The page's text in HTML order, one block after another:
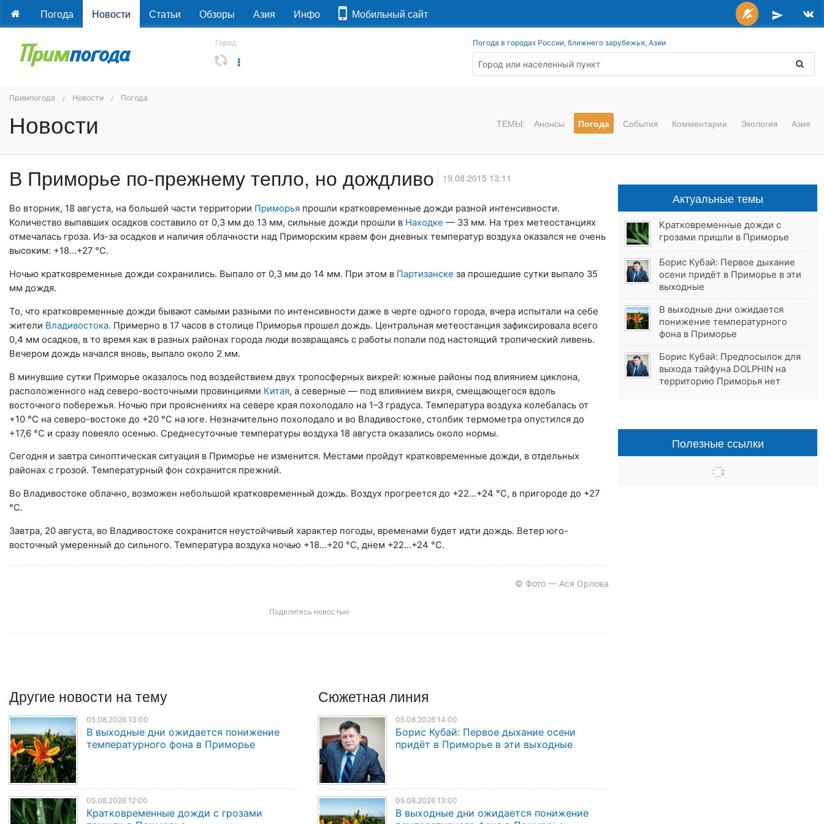
Погода Новости Статьи Обзоры Азия Инфо Мобильный сайт
Город Погода в городах России, ближнего зарубежья, Азии
Примпогода Новости Погода
Новости ТЕМЫ: Анонсы Погода События Комментарии Экология Азия
В Приморье по-прежнему тепло, но дождливо 19.08.2015 13:11
Во вторник, 18 августа, на большей части территории Приморья прошли кратковременные дожди разной интенсивности.
Количество выпавших осадков составило от 0,3 мм до 13 мм, сильные дожди прошли в Находке — 33 мм. На трех метеостанциях
отмечалась гроза. Из-за осадков и наличия облачности над Приморским краем фон дневных температур воздуха оказался не очень
высоким: +18…+27 °C.
Ночью кратковременные дожди сохранились. Выпало от 0,3 мм до 14 мм. При этом в Партизанске за прошедшие сутки выпало 35
мм дождя.
То, что кратковременные дожди бывают самыми разными по интенсивности даже в черте одного города, вчера испытали на себе
жители Владивостока. Примерно в 17 часов в столице Приморья прошел дождь. Центральная метеостанция зафиксировала всего
0,4 мм осадков, в то время как в разных районах города люди возвращаясь с работы попали под настоящий тропический ливень.
Вечером дождь начался вновь, выпало около 2 мм.
В минувшие сутки Приморье оказалось под воздействием двух тропосферных вихрей: южные районы под влиянием циклона,
расположенного над северо-восточными провинциями Китая, а северные — под влиянием вихря, смещающегося вдоль
восточного побережья. Ночью при прояснениях на севере края похолодало на 1–3 градуса. Температура воздуха колебалась от
+10 °C на северо-востоке до +20 °C на юге. Незначительно похолодало и во Владивостоке, столбик термометра опустился до
+17,6 °C и сразу повеяло осенью. Среднесуточные температуры воздуха 18 августа оказались около нормы.
Сегодня и завтра синоптическая ситуация в Приморье не изменится. Местами пройдут кратковременные дожди, в отдельных
районах с грозой. Температурный фон сохранится прежний.
Во Владивостоке облачно, возможен небольшой кратковременный дождь. Воздух прогреется до +22…+24 °C, в пригороде до +27
°C.
Завтра, 20 августа, во Владивостоке сохранится неустойчивый характер погоды, временами будет идти дождь. Ветер юго-
восточный умеренный до сильного. Температура воздуха ночью +18…+20 °C, днем +22…+24 °C.
© Фото — Ася Орлова
Поделитесь новостью
Другие новости на тему
05.08.2026 13:00
В выходные дни ожидается понижение
температурного фона в Приморье
05.08.2026 12:00
Кратковременные дожди с грозами
Сюжетная линия
05.08.2026 14:00
Борис Кубай: Первое дыхание осени
придёт в Приморье в эти выходные
05.08.2026 13:00
В выходные дни ожидается понижение
Актуальные темы
Кратковременные дожди с
грозами пришли в Приморье
Борис Кубай: Первое дыхание
осени придёт в Приморье в эти
выходные
В выходные дни ожидается
понижение температурного
фона в Приморье
Борис Кубай: Предпосылок для
выхода тайфуна DOLPHIN на
территорию Приморья нет
Полезные ссылки